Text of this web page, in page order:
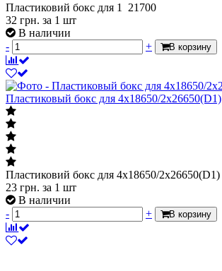
Пластиковий бокс для 1 21700
32 грн. за 1 шт
В наличии
-
+ В корзину
Пластиковый бокс для 4x18650/2х26650(D1)
Пластиковий бокс для 4x18650/2х26650(D1)
23 грн. за 1 шт
В наличии
-
+ В корзину